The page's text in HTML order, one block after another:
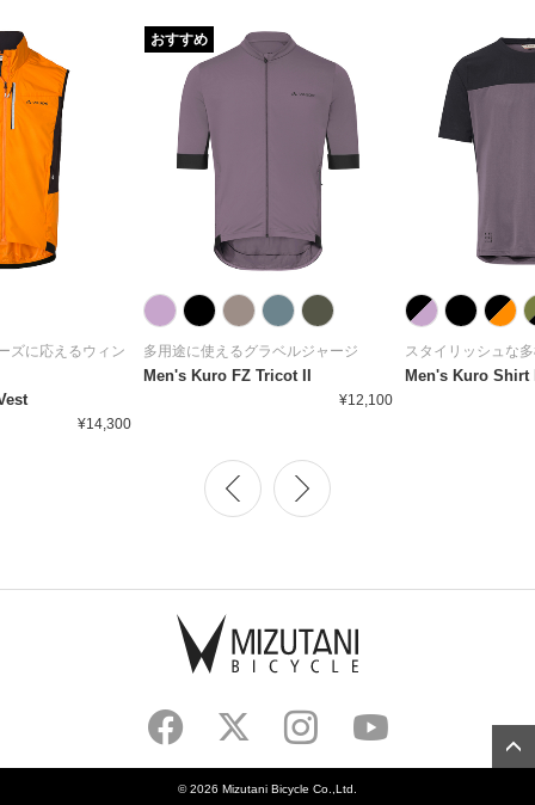
ズに応えるウィン
¥14,300
多用途に使えるグラベルジャージ
Men's Kuro FZ Tricot II
¥12,100
おすすめ
スタイリッシュな
Men's Kuro Shirt
©2026 Mizutani Bicycle Co.,Ltd.